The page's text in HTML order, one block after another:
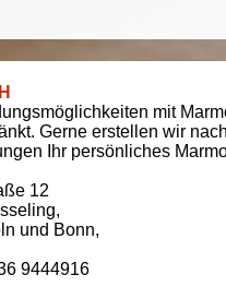
mit
Gerne erstellen wir
Ihr persönliches
12
,
und Bonn,
9444916